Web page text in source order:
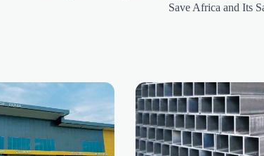
Save Africa and Its